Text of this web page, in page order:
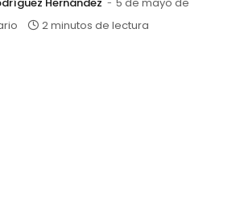
2 minutos de lectura